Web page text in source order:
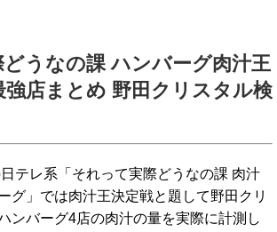
うなの課 ハンバーグ肉汁王
強店まとめ 野田クリスタル検
テレ系「それって実際どうなの課 肉汁
グ」では肉汁王決定戦と題して野田クリ
ンバーグ4店の肉汁の量を実際に計測し